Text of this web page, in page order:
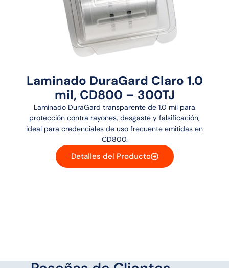
Laminado DuraGard Claro 1.0
mil, CD800 – 300TJ
Laminado DuraGard transparente de 1.0 mil para
protección contra rayones, desgaste y falsificación,
ideal para credenciales de uso frecuente emitidas en
CD800.
Detalles del Producto